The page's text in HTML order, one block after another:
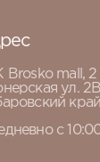
Brosko mall,
ул.
с